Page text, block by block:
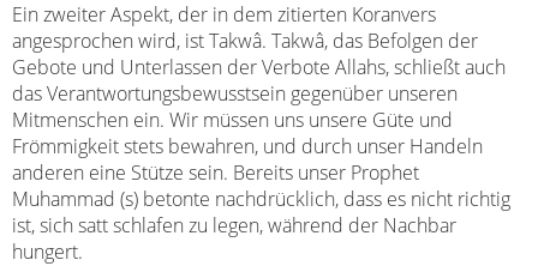
Ein zweiter Aspekt, der in dem zitierten Koranvers
angesprochen wird, ist Takwâ. Takwâ, das Befolgen der
Gebote und Unterlassen der Verbote Allahs, schließt auch
das Verantwortungsbewusstsein gegenüber unseren
Mitmenschen ein. Wir müssen uns unsere Güte und
Frömmigkeit stets bewahren, und durch unser Handeln
anderen eine Stütze sein. Bereits unser Prophet
Muhammad (s) betonte nachdrücklich, dass es nicht richtig
ist, sich satt schlafen zu legen, während der Nachbar
hungert.